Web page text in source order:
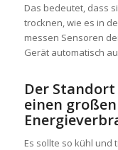
Das bedeutet, dass
trocknen, wie es in
messen Sensoren
Gerät automatisch
Der
einen
Es sollte so kühl und